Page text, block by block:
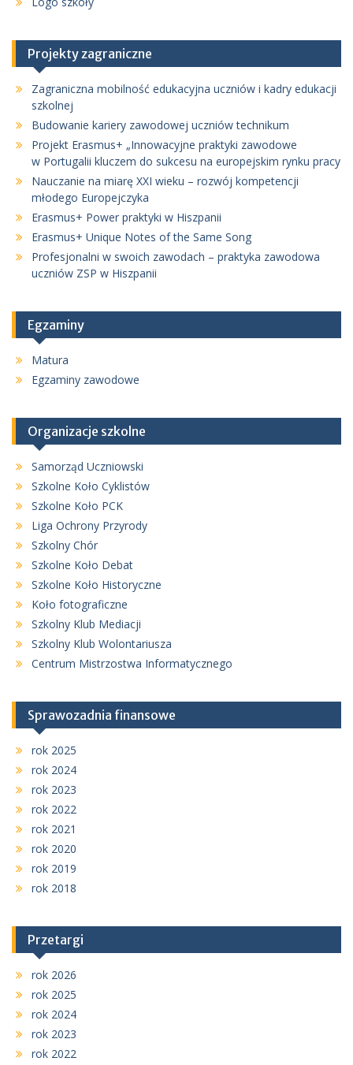
Projekty zagraniczne
Zagraniczna mobilność edukacyjna uczniów i kadry edukacji
szkolnej
Budowanie kariery zawodowej uczniów technikum
Projekt Erasmus+ „Innowacyjne praktyki zawodowe
w Portugalii kluczem do sukcesu na europejskim rynku pracy
Nauczanie na miarę XXI wieku – rozwój kompetencji
młodego Europejczyka
Erasmus+ Power praktyki w Hiszpanii
Erasmus+ Unique Notes of the Same Song
Profesjonalni w swoich zawodach – praktyka zawodowa
uczniów ZSP w Hiszpanii
Egzaminy
Matura
Egzaminy zawodowe
Organizacje szkolne
Samorząd Uczniowski
Szkolne Koło Cyklistów
Szkolne Koło PCK
Liga Ochrony Przyrody
Szkolny Chór
Szkolne Koło Debat
Szkolne Koło Historyczne
Koło fotograficzne
Szkolny Klub Mediacji
Szkolny Klub Wolontariusza
Centrum Mistrzostwa Informatycznego
Sprawozadnia finansowe
rok 2025
rok 2024
rok 2023
rok 2022
rok 2021
rok 2020
rok 2019
rok 2018
Przetargi
rok 2026
rok 2025
rok 2024
rok 2023
rok 2022